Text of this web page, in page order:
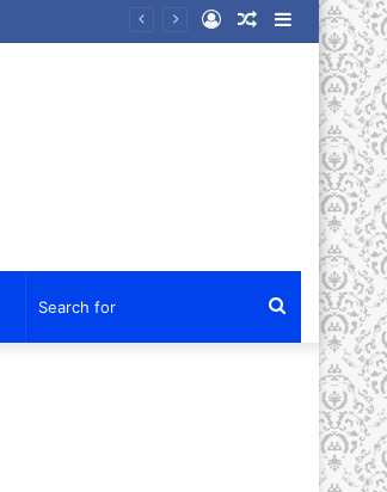
Akbar Sidebar
Random
Log
Search